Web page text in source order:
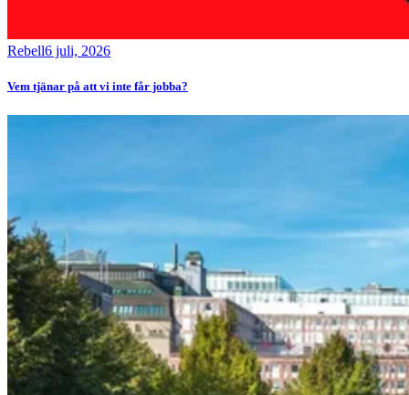
Rebell6 juli, 2026
Vem tjänar på att vi inte får jobba?